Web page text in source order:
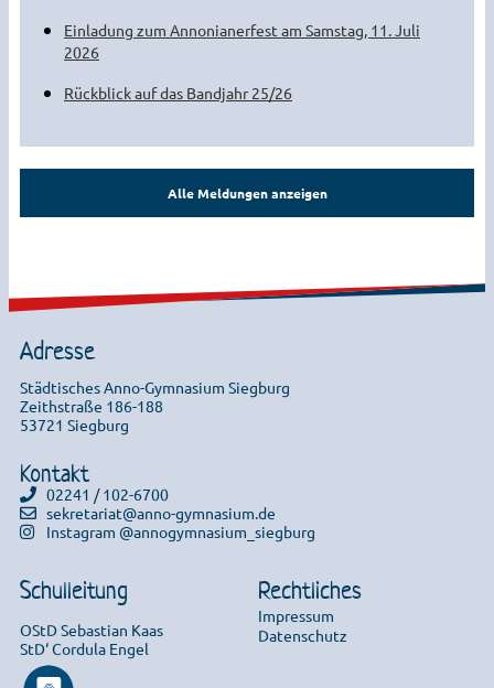
Einladung zum Annonianerfest am Samstag, 11. Juli
2026
Rückblick auf das Bandjahr 25/26
Alle Meldungen anzeigen
Adresse
Städtisches Anno-Gymnasium Siegburg
Zeithstraße 186-188
53721 Siegburg
Kontakt
02241 / 102-6700
sekretariat@anno-gymnasium.de
Instagram @annogymnasium_siegburg
Schulleitung
OStD Sebastian Kaas
StD‘ Cordula Engel
Rechtliches
Impressum
Datenschutz